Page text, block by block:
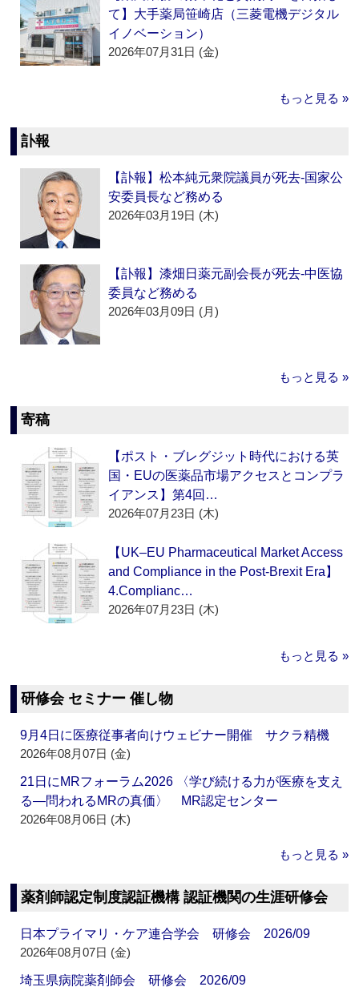
て】大手薬局笹崎店（三菱電機デジタル
イノベーション）
2026年07月31日 (金)
もっと見る »
訃報
【訃報】松本純元衆院議員が死去‐国家公
安委員長など務める
2026年03月19日 (木)
【訃報】漆畑日薬元副会長が死去‐中医協
委員など務める
2026年03月09日 (月)
もっと見る »
寄稿
【ポスト・ブレグジット時代における英
国・EUの医薬品市場アクセスとコンプラ
イアンス】第4回…
2026年07月23日 (木)
【UK–EU Pharmaceutical Market Access
and Compliance in the Post-Brexit Era】
4.Complianc…
2026年07月23日 (木)
もっと見る »
研修会 セミナー 催し物
9月4日に医療従事者向けウェビナー開催 サクラ精機
2026年08月07日 (金)
21日にMRフォーラム2026 〈学び続ける力が医療を支え
る―問われるMRの真価〉 MR認定センター
2026年08月06日 (木)
もっと見る »
薬剤師認定制度認証機構 認証機関の生涯研修会
日本プライマリ・ケア連合学会 研修会 2026/09
2026年08月07日 (金)
埼玉県病院薬剤師会 研修会 2026/09